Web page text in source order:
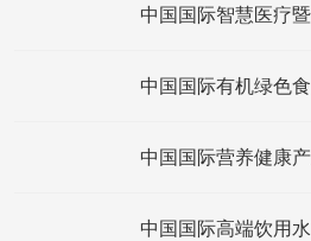
中国国际智慧医疗
中国国际有机绿色
中国国际营养健康
中国国际高端饮用